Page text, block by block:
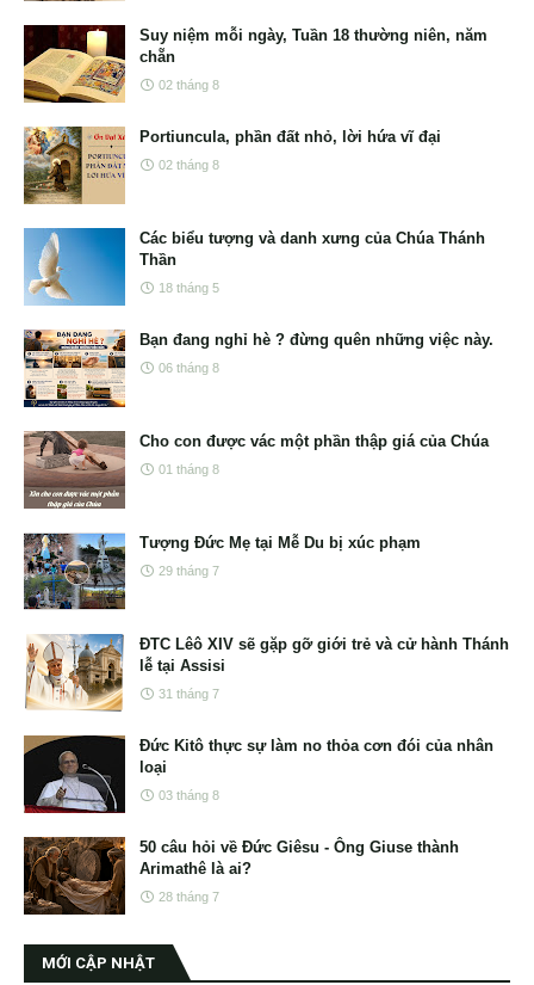
Suy niệm mỗi ngày, Tuần 18 thường niên, năm
chẵn
02 tháng 8
Portiuncula, phần đất nhỏ, lời hứa vĩ đại
02 tháng 8
Các biểu tượng và danh xưng của Chúa Thánh
Thần
18 tháng 5
Bạn đang nghỉ hè ? đừng quên những việc này.
06 tháng 8
Cho con được vác một phần thập giá của Chúa
01 tháng 8
Tượng Đức Mẹ tại Mễ Du bị xúc phạm
29 tháng 7
ĐTC Lêô XIV sẽ gặp gỡ giới trẻ và cử hành Thánh
lễ tại Assisi
31 tháng 7
Đức Kitô thực sự làm no thỏa cơn đói của nhân
loại
03 tháng 8
50 câu hỏi về Đức Giêsu - Ông Giuse thành
Arimathê là ai?
28 tháng 7
MỚI CẬP NHẬT